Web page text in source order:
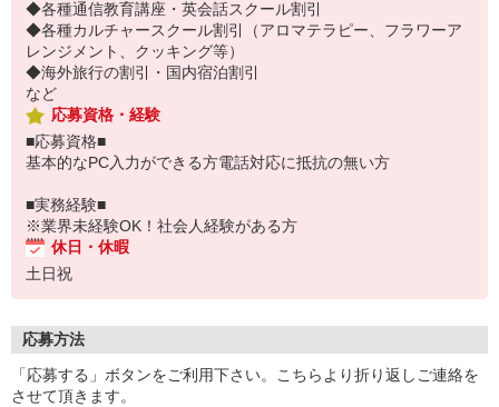
◆各種通信教育講座・英会話スクール割引
◆各種カルチャースクール割引（アロマテラピー、フラワーア
レンジメント、クッキング等）
◆海外旅行の割引・国内宿泊割引
など
応募資格・経験
■応募資格■
基本的なPC入力ができる方電話対応に抵抗の無い方
■実務経験■
※業界未経験OK！社会人経験がある方
休日・休暇
土日祝
応募方法
「応募する」ボタンをご利用下さい。こちらより折り返しご連絡を
させて頂きます。